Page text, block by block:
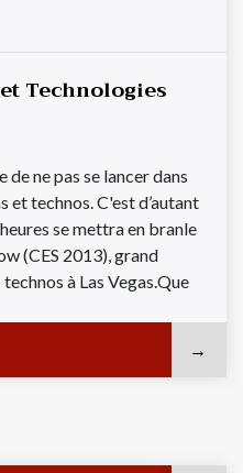
Technologies
ne pas se lancer dans
et technos. C'est d’autant
se mettra en branle
(CES 2013), grand
à Las Vegas.Que